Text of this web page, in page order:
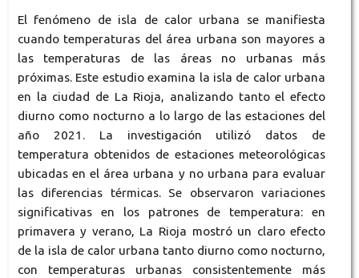
El fenómeno de isla de calor urbana se manifiesta
cuando temperaturas del área urbana son mayores a
las temperaturas de las áreas no urbanas más
próximas. Este estudio examina la isla de calor urbana
en la ciudad de La Rioja, analizando tanto el efecto
diurno como nocturno a lo largo de las estaciones del
año 2021. La investigación utilizó datos de
temperatura obtenidos de estaciones meteorológicas
ubicadas en el área urbana y no urbana para evaluar
las diferencias térmicas. Se observaron variaciones
significativas en los patrones de temperatura: en
primavera y verano, La Rioja mostró un claro efecto
de la isla de calor urbana tanto diurno como nocturno,
con temperaturas urbanas consistentemente más